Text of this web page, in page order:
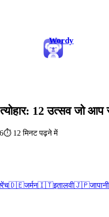
Wordy
12 उत्सव जो
⏱ 12 मिनट पढ़ने में
🇩🇪जर्मन🇮🇹इतालवी🇯🇵जापानी